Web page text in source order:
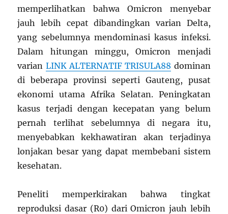
memperlihatkan bahwa Omicron menyebar
jauh lebih cepat dibandingkan varian Delta,
yang sebelumnya mendominasi kasus infeksi.
Dalam hitungan minggu, Omicron menjadi
varian LINK ALTERNATIF TRISULA88 dominan
di beberapa provinsi seperti Gauteng, pusat
ekonomi utama Afrika Selatan. Peningkatan
kasus terjadi dengan kecepatan yang belum
pernah terlihat sebelumnya di negara itu,
menyebabkan kekhawatiran akan terjadinya
lonjakan besar yang dapat membebani sistem
kesehatan.
Peneliti memperkirakan bahwa tingkat
reproduksi dasar (R0) dari Omicron jauh lebih